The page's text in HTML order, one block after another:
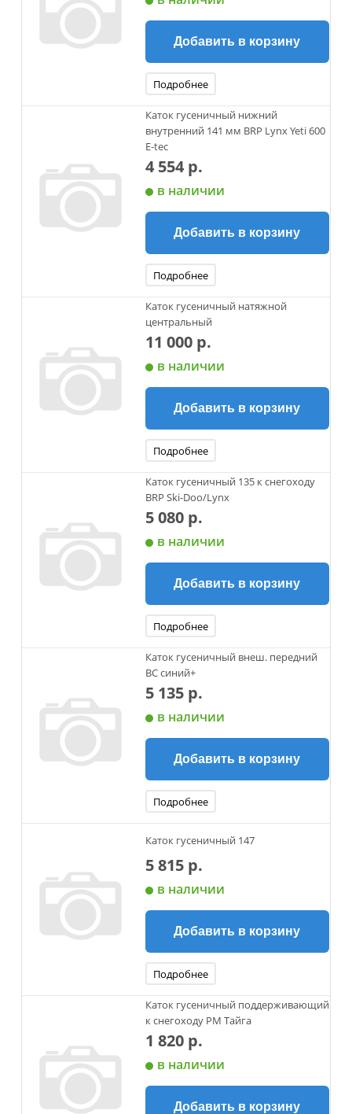
Добавить в корзину
Подробнее
Каток гусеничный нижний
внутренний 141 мм BRP Lynx Yeti 600
E-tec
4 554 р.
в наличии
Добавить в корзину
Подробнее
Каток гусеничный натяжной
центральный
11 000 р.
в наличии
Добавить в корзину
Подробнее
Каток гусеничный 135 к снегоходу
BRP Ski-Doo/Lynx
5 080 р.
в наличии
Добавить в корзину
Подробнее
Каток гусеничный внеш. передний
ВС синий+
5 135 р.
в наличии
Добавить в корзину
Подробнее
Каток гусеничный 147
5 815 р.
в наличии
Добавить в корзину
Подробнее
Каток гусеничный поддерживающий
к снегоходу РМ Тайга
1 820 р.
в наличии
Добавить в корзину